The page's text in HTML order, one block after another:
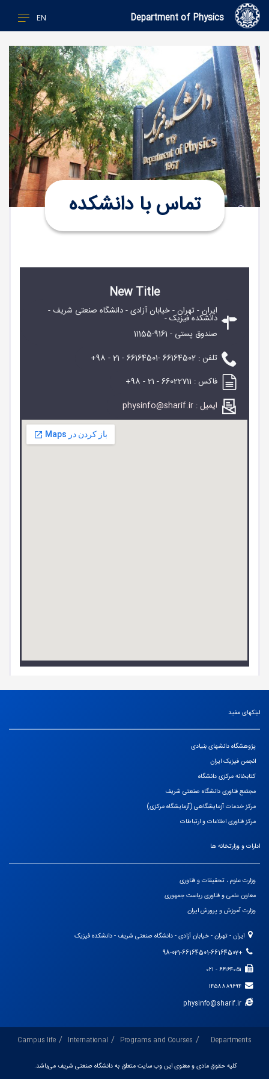
EN Department of Physics
تماس با دانشکده
New Title
ایران - تهران - خیابان آزادی - دانشگاه صنعتی شریف -
دانشکده فیزیک -
​​​​​​​صندوق پستی - 9161-11155
تلفن : 66164502 -66164501 - 21 - 98+
فاکس : 66022711 - 21 - 98+
ایمیل : physinfo@sharif.ir
لینکهای مفید
پژوهشگاه دانشهای بنیادی
انجمن فیزیک ایران
کتابخانه مرکزی دانشگاه
مجتمع فناوری دانشگاه صنعتی شریف
مرکز خدمات آزمایشگاهی (آزمایشگاه مرکزی)
مرکز فناوری اطلاعات و ارتباطات
ادارات و وزارتخانه ها
وزارت علوم ، تحقیقات و فناوری
معاون علمی و فناوری ریاست جمهوری
وزارت آموزش و پرورش ایران
ایران - تهران - خیابان آزادی - دانشگاه صنعتی شریف - دانشکده فیزیک
+98-021-66164501-66164502
Departments
Programs and Courses
International
Campus life
کلیه حقوق مادی و معنوی این وب سایت متعلق به دانشگاه صنعتی شریف می‌باشد.